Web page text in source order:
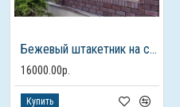
Бежевый штакетник на столбах из кирпича
16000.00р.
Купить